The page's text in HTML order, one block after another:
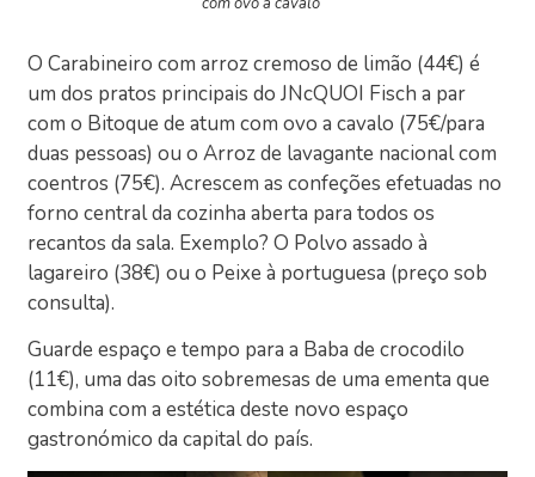
O Carabineiro com arroz cremoso de limão (44€) é
um dos pratos principais do JNcQUOI Fisch a par
com o Bitoque de atum com ovo a cavalo (75€/para
duas pessoas) ou o Arroz de lavagante nacional com
coentros (75€). Acrescem as confeções efetuadas no
forno central da cozinha aberta para todos os
recantos da sala. Exemplo? O Polvo assado à
lagareiro (38€) ou o Peixe à portuguesa (preço sob
consulta).
Guarde espaço e tempo para a Baba de crocodilo
(11€), uma das oito sobremesas de uma ementa que
combina com a estética deste novo espaço
gastronómico da capital do país.